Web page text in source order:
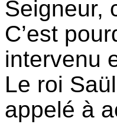
Seigneur,
C’est
intervenu
Le roi
appelé à